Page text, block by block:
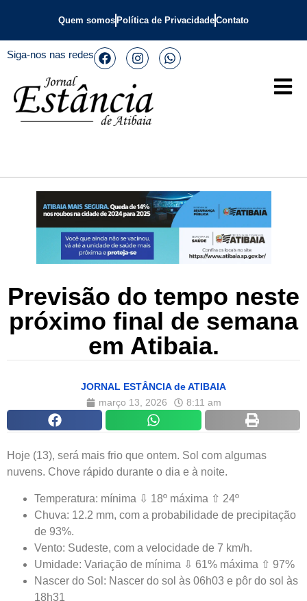
Quem somos Política de PrivacidadeContato
Siga-nos nas redes
Previsão do tempo neste
próximo final de semana
em Atibaia.
JORNAL ESTÂNCIA de ATIBAIA
março 13, 2026
8:11 am
Hoje (13), será mais frio que ontem. Sol com algumas
nuvens. Chove rápido durante o dia e à noite.
Temperatura: mínima ⇩ 18º máxima ⇧ 24º
Chuva: 12.2 mm, com a probabilidade de precipitação
de 93%.
Vento: Sudeste, com a velocidade de 7 km/h.
Umidade: Variação de mínima ⇩ 61% máxima ⇧ 97%
Nascer do Sol: Nascer do sol às 06h03 e pôr do sol às
18h31